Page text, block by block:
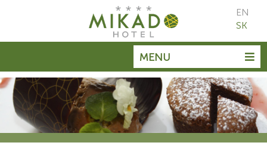
MENU
EN
SK